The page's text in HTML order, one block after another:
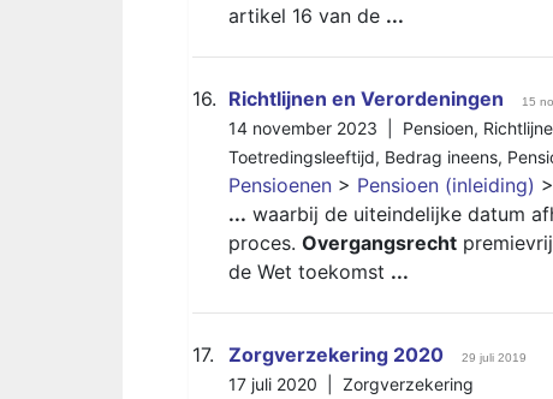
artikel 16 van de ...
16. Richtlijnen en Verordeningen 15
14 november 2023 | Pensioen,
Toetredingsleeftijd, Bedrag ineens,
Pensioenen > Pensioen (inleiding) >
... waarbij de uiteindelijke datum
proces. Overgangsrecht
de Wet toekomst ...
17. Zorgverzekering 2020 29 juli 2019
17 juli 2020 | Zorgverzekering